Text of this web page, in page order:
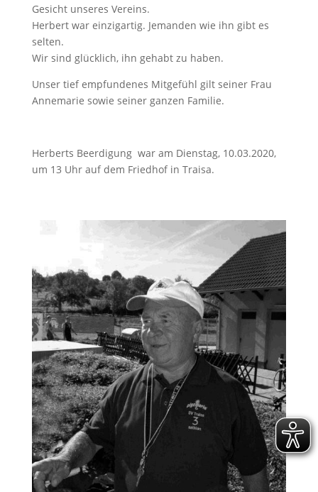
Gesicht unseres Vereins.
Herbert war einzigartig. Jemanden wie ihn gibt es
selten.
Wir sind glücklich, ihn gehabt zu haben.
Unser tief empfundenes Mitgefühl gilt seiner Frau
Annemarie sowie seiner ganzen Familie.
Herberts Beerdigung war am Dienstag, 10.03.2020,
um 13 Uhr auf dem Friedhof in Traisa.